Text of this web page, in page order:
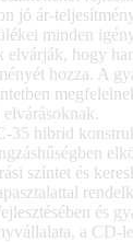
jó ár-
minden
elvárják, hogy
hozza. A
elvárásoknak.
35 hibrid
színtet és
és
a CD-